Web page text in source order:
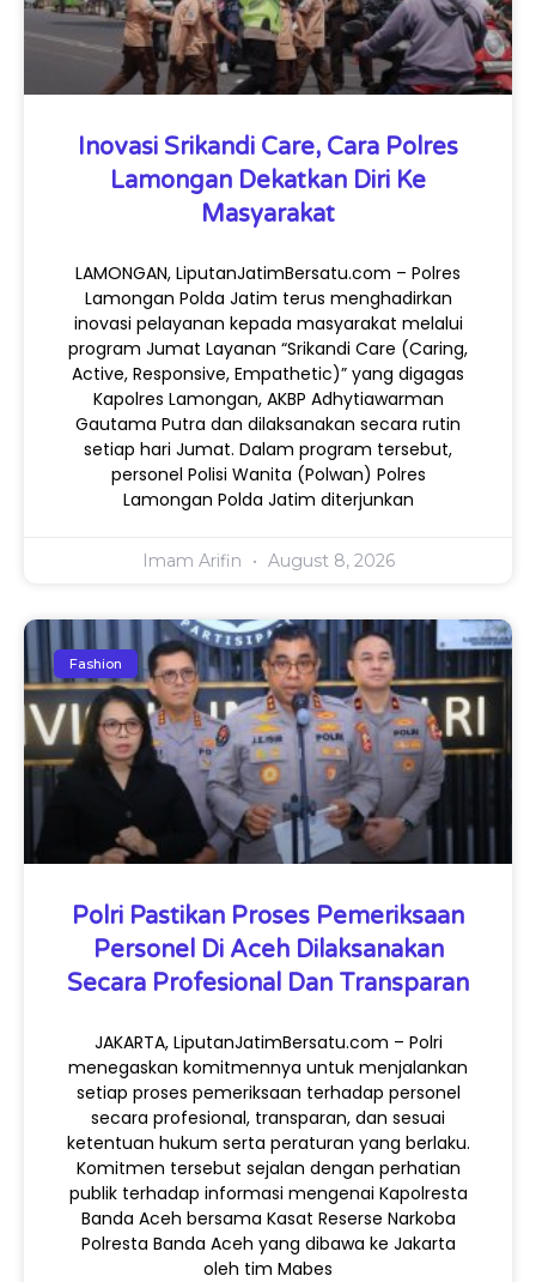
Inovasi Srikandi Care, Cara Polres
Lamongan Dekatkan Diri Ke
Masyarakat
LAMONGAN, LiputanJatimBersatu.com – Polres
Lamongan Polda Jatim terus menghadirkan
inovasi pelayanan kepada masyarakat melalui
program Jumat Layanan “Srikandi Care (Caring,
Active, Responsive, Empathetic)” yang digagas
Kapolres Lamongan, AKBP Adhytiawarman
Gautama Putra dan dilaksanakan secara rutin
setiap hari Jumat. Dalam program tersebut,
personel Polisi Wanita (Polwan) Polres
Lamongan Polda Jatim diterjunkan
Imam Arifin August 8, 2026
Fashion
Polri Pastikan Proses Pemeriksaan
Personel Di Aceh Dilaksanakan
Secara Profesional Dan Transparan
JAKARTA, LiputanJatimBersatu.com – Polri
menegaskan komitmennya untuk menjalankan
setiap proses pemeriksaan terhadap personel
secara profesional, transparan, dan sesuai
ketentuan hukum serta peraturan yang berlaku.
Komitmen tersebut sejalan dengan perhatian
publik terhadap informasi mengenai Kapolresta
Banda Aceh bersama Kasat Reserse Narkoba
Polresta Banda Aceh yang dibawa ke Jakarta
oleh tim Mabes